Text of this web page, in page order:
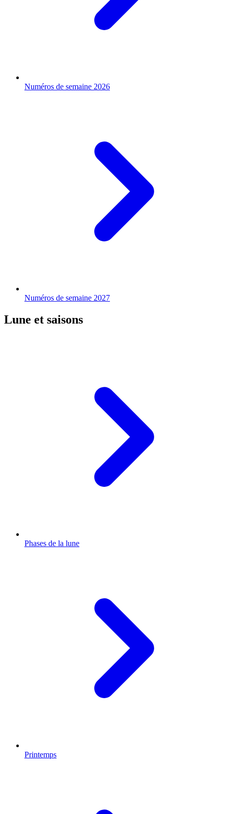
Numéros de semaine 2026
Numéros de semaine 2027
Lune et saisons
Phases de la lune
Printemps